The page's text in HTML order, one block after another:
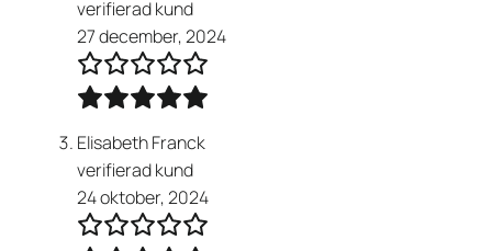
verifierad kund
27 december, 2024
Elisabeth Franck
verifierad kund
24 oktober, 2024